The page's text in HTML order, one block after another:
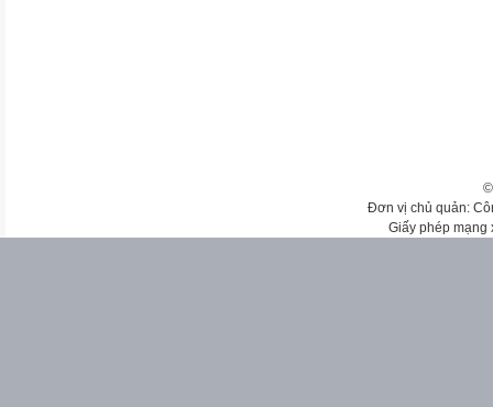
Đơn vị chủ quản:
Giấy phép mạng